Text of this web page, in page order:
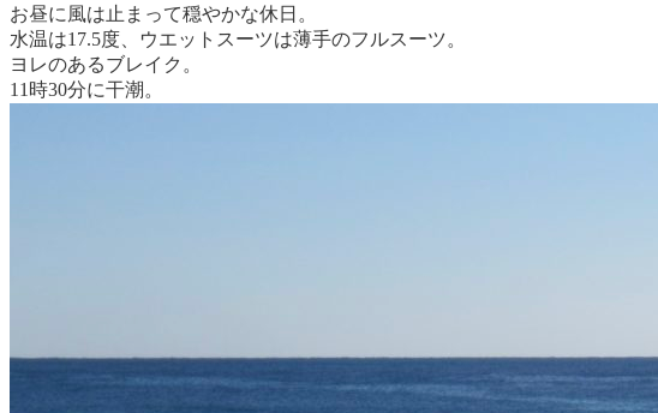
お昼に風は止まって穏やかな休日。
水温は17.5度、ウエットスーツは薄手のフルスーツ。
ヨレのあるブレイク。
11時30分に干潮。